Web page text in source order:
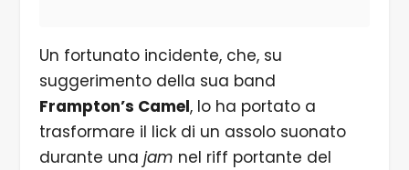
Un fortunato incidente, che, su
suggerimento della sua band
Frampton’s Camel, lo ha portato a
trasformare il lick di un assolo suonato
durante una jam nel riff portante del